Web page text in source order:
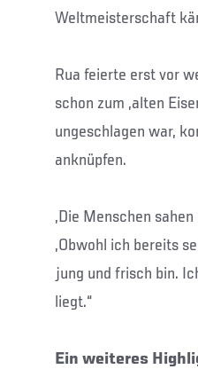
Weltmeisterschaft
Rua feierte erst vor
schon zum „alten
ungeschlagen war,
anknüpfen.
„Die Menschen
„Obwohl ich bereits
jung und frisch bin.
liegt.“
Ein weiteres